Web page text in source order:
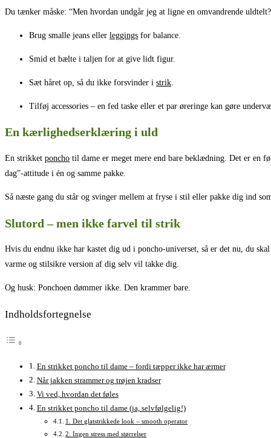
Du tænker måske: “Men hvordan undgår jeg at ligne en omvandrende
Brug smalle jeans eller leggings for balance.
Smid et bælte i taljen for at give lidt figur.
Sæt håret op, så du ikke forsvinder i strik
Tilføj accessories – en fed taske eller et par øreringe kan gøre
En kærlighedserklæring i uld
En strikket poncho til dame er meget mere end bare beklædning. Det er en
dag”-attitude i én og samme pakke.
Så næste gang du står og svinger mellem at fryse i stil eller pakke dig ind
Slutord – men ikke farvel til strik
Hvis du endnu ikke har kastet dig ud i poncho-universet, så er det nu, du
varme og stilsikre version af dig selv vil takke dig.
Og husk: Ponchoen dømmer ikke. Den krammer bare.
Indholdsfortegnelse
En strikket poncho til dame – fordi tæpper ikke har ærmer
Når jakken strammer og trøjen kradser
Vi ved, hvordan det føles
En strikket poncho til dame (ja, selvfølgelig!)
1. Det glatstrikkede look – smooth operator
2. Ingen stress med størrelser